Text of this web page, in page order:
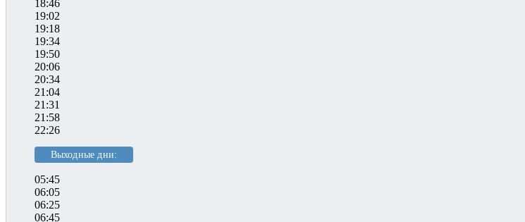
18:46
19:02
19:18
19:34
19:50
20:06
20:34
21:04
21:31
21:58
22:26
Выходные дни:
05:45
06:05
06:25
06:45